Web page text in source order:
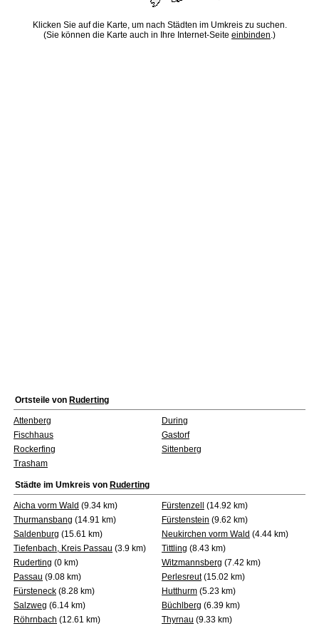
Klicken Sie auf die Karte, um nach Städten im Umkreis zu suchen.
(Sie können die Karte auch in Ihre Internet-Seite einbinden.)
Ortsteile von Ruderting
Attenberg
During
Fischhaus
Gastorf
Rockerfing
Sittenberg
Trasham
Städte im Umkreis von Ruderting
Aicha vorm Wald (9.34 km) Fürstenzell
(14.92 km)
Thurmansbang (14.91 km) Fürstenstein (9.62 km)
Saldenburg (15.61 km) Neukirchen vorm Wald (4.44 km)
Tiefenbach, Kreis Passau (3.9 km) Tittling (8.43 km)
Ruderting (0 km) Witzmannsberg (7.42 km)
Passau (9.08 km) Perlesreut(15.02 km)
Fürsteneck (8.28 km) Hutthurm (5.23 km)
Salzweg (6.14 km) Büchlberg (6.39 km)
Röhrnbach (12.61 km) Thyrnau (9.33 km)